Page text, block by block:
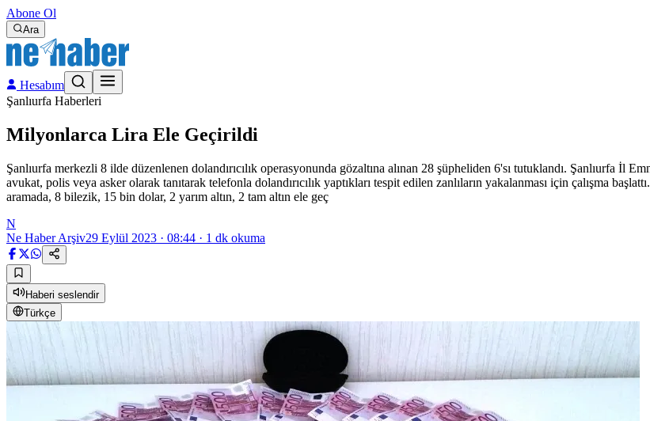
Abone Ol
Ara
Hesabım
Şanlıurfa Haberleri
Milyonlarca Lira Ele Geçirildi
Şanlıurfa merkezli 8 ilde düzenlenen dolandırıcılık operasyonunda gözaltına alınan 28 şüpheliden 6'sı tutuklandı. Şanlıurfa
avukat, polis veya asker olarak tanıtarak telefonla dolandırıcılık yaptıkları tespit edilen zanlıların yakalanması için çalışma
aramada, 8 bilezik, 15 bin dolar, 2 yarım altın, 2 tam altın ele geç
N
Ne Haber Arşiv29 Eylül 2023 · 08:44 · 1 dk okuma
Haberi seslendir
Türkçe